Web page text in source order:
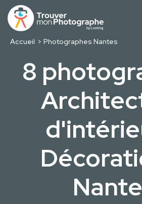
Accueil Photographes Nantes
8